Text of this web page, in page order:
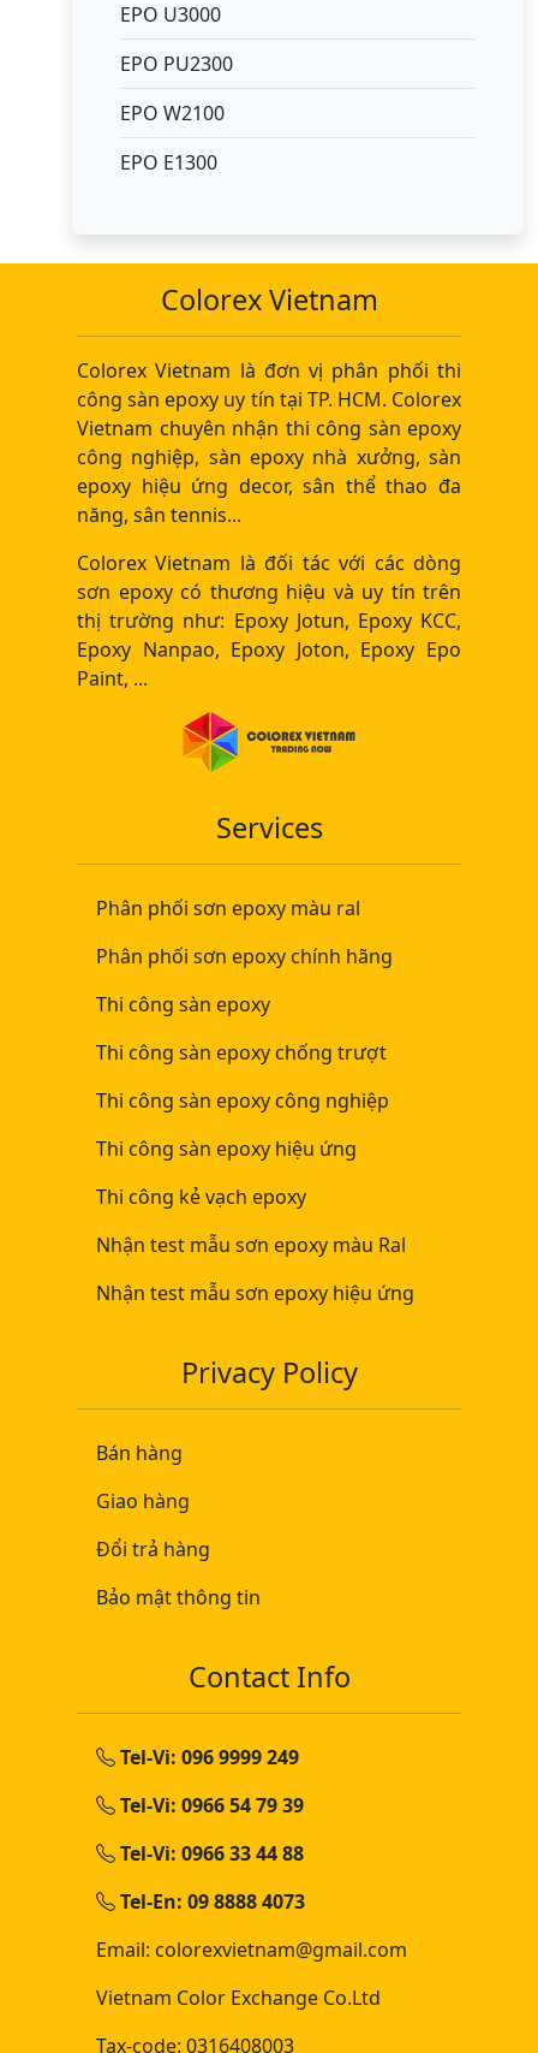
EPO U3000
EPO PU2300
EPO W2100
EPO E1300
Colorex Vietnam
Colorex Vietnam là đơn vị phân phối thi
công sàn epoxy uy tín tại TP. HCM. Colorex
Vietnam chuyên nhận thi công sàn epoxy
công nghiệp, sàn epoxy nhà xưởng, sàn
epoxy hiệu ứng decor, sân thể thao đa
năng, sân tennis...
Colorex Vietnam là đối tác với các dòng
sơn epoxy có thương hiệu và uy tín trên
thị trường như: Epoxy Jotun, Epoxy KCC,
Epoxy Nanpao, Epoxy Joton, Epoxy Epo
Paint, ...
Services
Phân phối sơn epoxy màu ral
Phân phối sơn epoxy chính hãng
Thi công sàn epoxy
Thi công sàn epoxy chống trượt
Thi công sàn epoxy công nghiệp
Thi công sàn epoxy hiệu ứng
Thi công kẻ vạch epoxy
Nhận test mẫu sơn epoxy màu Ral
Nhận test mẫu sơn epoxy hiệu ứng
Privacy Policy
Bán hàng
Giao hàng
Đổi trả hàng
Bảo mật thông tin
Contact Info
Tel-Vi: 096 9999 249
Tel-Vi: 0966 54 79 39
Tel-Vi: 0966 33 44 88
Tel-En: 09 8888 4073
Email: colorexvietnam@gmail.com
Vietnam Color Exchange Co.Ltd
Tax-code: 0316408003